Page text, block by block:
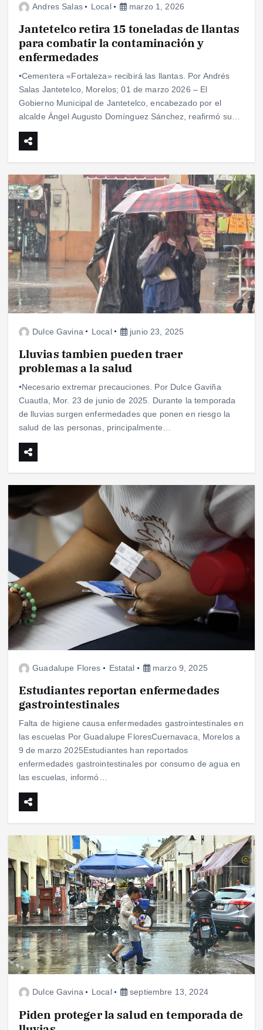
Andres Salas Local marzo 1, 2026
Jantetelco retira 15 toneladas de llantas
para combatir la contaminación y
enfermedades
•Cementera «Fortaleza» recibirá las llantas. Por Andrés
Salas Jantetelco, Morelos; 01 de marzo 2026 – El
Gobierno Municipal de Jantetelco, encabezado por el
alcalde Ángel Augusto Domínguez Sánchez, reafirmó su…
Dulce Gavina Local junio 23, 2025
Lluvias tambien pueden traer
problemas a la salud
•Necesario extremar precauciones. Por Dulce Gaviña
Cuautla, Mor. 23 de junio de 2025. Durante la temporada
de lluvias surgen enfermedades que ponen en riesgo la
salud de las personas, principalmente…
Guadalupe Flores Estatal marzo 9, 2025
Estudiantes reportan enfermedades
gastrointestinales
Falta de higiene causa enfermedades gastrointestinales en
las escuelas Por Guadalupe FloresCuernavaca, Morelos a
9 de marzo 2025Estudiantes han reportados
enfermedades gastrointestinales por consumo de agua en
las escuelas, informó…
Dulce Gavina Local septiembre 13, 2024
Piden proteger la salud en temporada de